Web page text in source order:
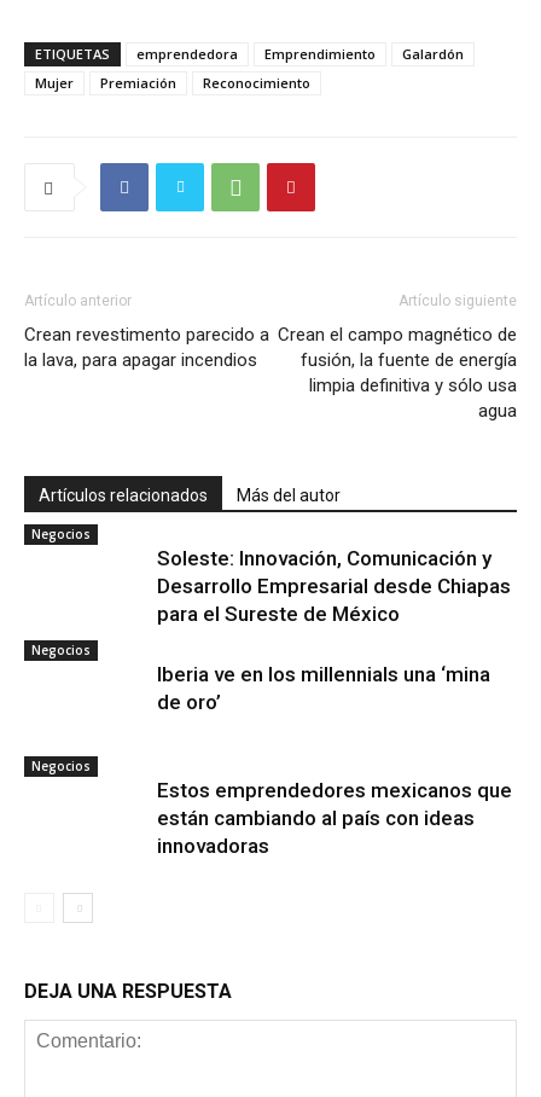
ETIQUETAS emprendedora Emprendimiento
Galardón
Mujer
Premiación Reconocimiento
Artículo anterior
Crean revestimento parecido a
la lava, para apagar incendios
Artículo siguiente
Crean el campo magnético de
fusión, la fuente de energía
limpia definitiva y sólo usa
agua
Artículos relacionados Más del autor
Negocios
Soleste: Innovación, Comunicación y
Desarrollo Empresarial desde Chiapas
para el Sureste de México
Negocios
Iberia ve en los millennials una ‘mina
de oro’
Negocios
Estos emprendedores mexicanos que
están cambiando al país con ideas
innovadoras
DEJA UNA RESPUESTA